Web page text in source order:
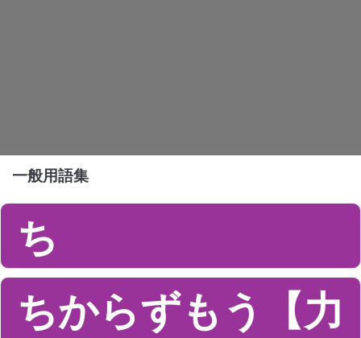
一般用語集
ち
ちからずもう【力